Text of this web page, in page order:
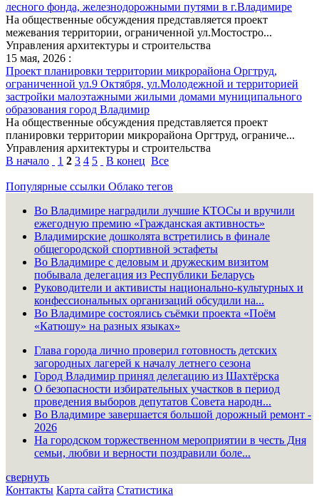
лесного фонда, железнодорожными путями в г.Владимире
На общественные обсуждения представляется проект
межевания территории, ограниченной ул.Мостостро...
Управления архитектуры и строительства
15 мая, 2026 :
Проект планировки территории микрорайона Оргтруд,
ограниченной ул.9 Октября, ул.Молодежной и территорией
застройки малоэтажными жилыми домами муниципального
образования город Владимир
На общественные обсуждения представляется проект
планировки территории микрорайона Оргтруд, ограниче...
Управления архитектуры и строительства
В начало
1 2 3 4 5 В конец Все
Популярные ссылки Облако тегов
Во Владимире наградили лучшие КТОСы и вручили
ежегодную премию «Гражданская активность»
Владимирские дошколята встретились в финале
общегородской спортивной эстафеты
Во Владимире с деловым и дружеским визитом
побывала делегация из Республики Беларусь
Руководители и активисты национально-культурных и
конфессиональных организаций обсудили на...
Во Владимире состоялись съёмки проекта «Поём
«Катюшу» на разных языках»
Глава города лично проверил готовность детских
загородных лагерей к началу летнего сезона
Город Владимир принял делегацию из Шахтёрска
О безопасности избирательных участков в период
проведения выборов депутатов Совета народн...
Во Владимире завершается большой дорожный ремонт -
2026
На городском торжественном мероприятии в честь Дня
семьи, любви и верности поздравили боле...
свернуть
Контакты Карта сайта Статистика